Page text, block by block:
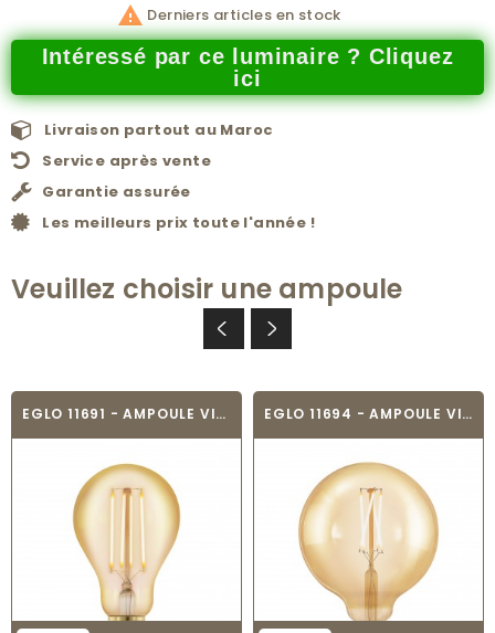
 Derniers articles en stock
Intéressé par ce luminaire ? Cliquez
ici
Livraison partout au Maroc
Service après vente
Garantie assurée
Les meilleurs prix toute l'année !
Veuillez choisir une ampoule
EGLO 11691 - AMPOULE VINTAGE LED - LED_E27 EGLO 11694 - AMPOULE VINTAGE LED - LED_E27